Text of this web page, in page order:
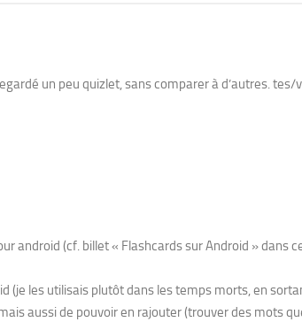
un peu quizlet, sans comparer à d’autres. tes/
android (cf. billet « Flashcards sur Android » dans
(je les utilisais plutôt dans les temps morts, en
aussi de pouvoir en rajouter (trouver des mots